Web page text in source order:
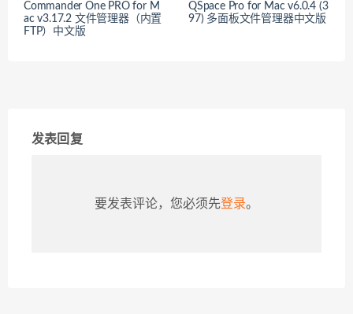
Commander One PRO for M
ac v3.17.2 文件管理器（内置
FTP）中文版
QSpace Pro for Mac v6.0.4 (3
97) 多面板文件管理器中文版
发表回复
要发表评论，您必须先登录。